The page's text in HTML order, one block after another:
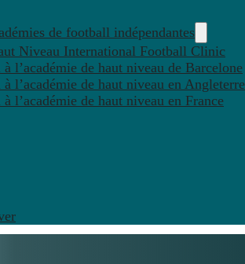
de football indépendantes
Niveau International Football Clinic
l’académie de haut niveau de Barcelone
l’académie de haut niveau en Angleterre
l’académie de haut niveau en France